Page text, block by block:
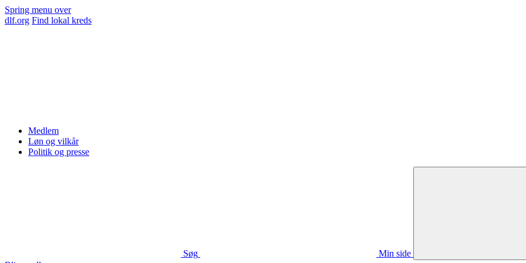
Spring menu over
dlf.org Find lokal kreds
Medlem
Løn og vilkår
Politik og presse
Søg
Min side